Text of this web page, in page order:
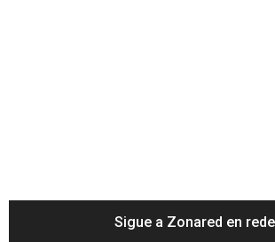
Sigue a Zonared en